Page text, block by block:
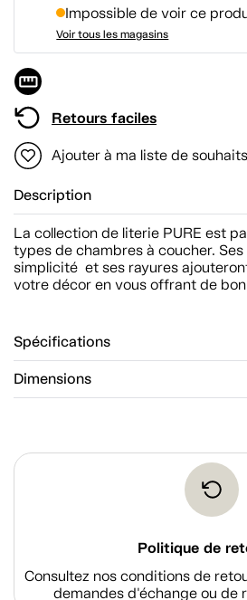
Impossible de voir ce
Voir tous les magasins
Retours faciles
Ajouter à ma liste de souhaits
Description
La collection de literie PURE est
types de chambres à coucher.
simplicité et ses rayures
votre décor en vous offrant de
Spécifications
Dimensions
Politique de
Consultez nos conditions de
demandes d'échange ou de